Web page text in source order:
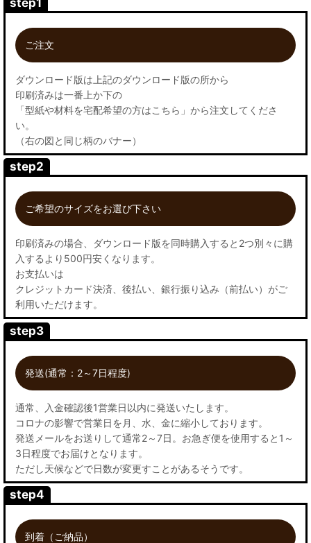
step1
ご注文
ダウンロード版は上記のダウンロード版の所から
印刷済みは一番上か下の
「型紙や材料を宅配希望の方はこちら」から注文してくださ
い。
（右の図と同じ柄のバナー）
step2
ご希望のサイズをお選び下さい
印刷済みの場合、ダウンロード版を同時購入すると2つ別々に購
入するより500円安くなります。
お支払いは
クレジットカード決済、後払い、銀行振り込み（前払い）がご
利用いただけます。
step3
発送(通常：2～7日程度)
通常、入金確認後1営業日以内に発送いたします。
コロナの影響で営業日を月、水、金に縮小しております。
発送メールをお送りして通常2～7日。お急ぎ便を使用すると1～
3日程度でお届けとなります。
ただし天候などで日数が変更すことがあるそうです。
step4
到着（ご納品）